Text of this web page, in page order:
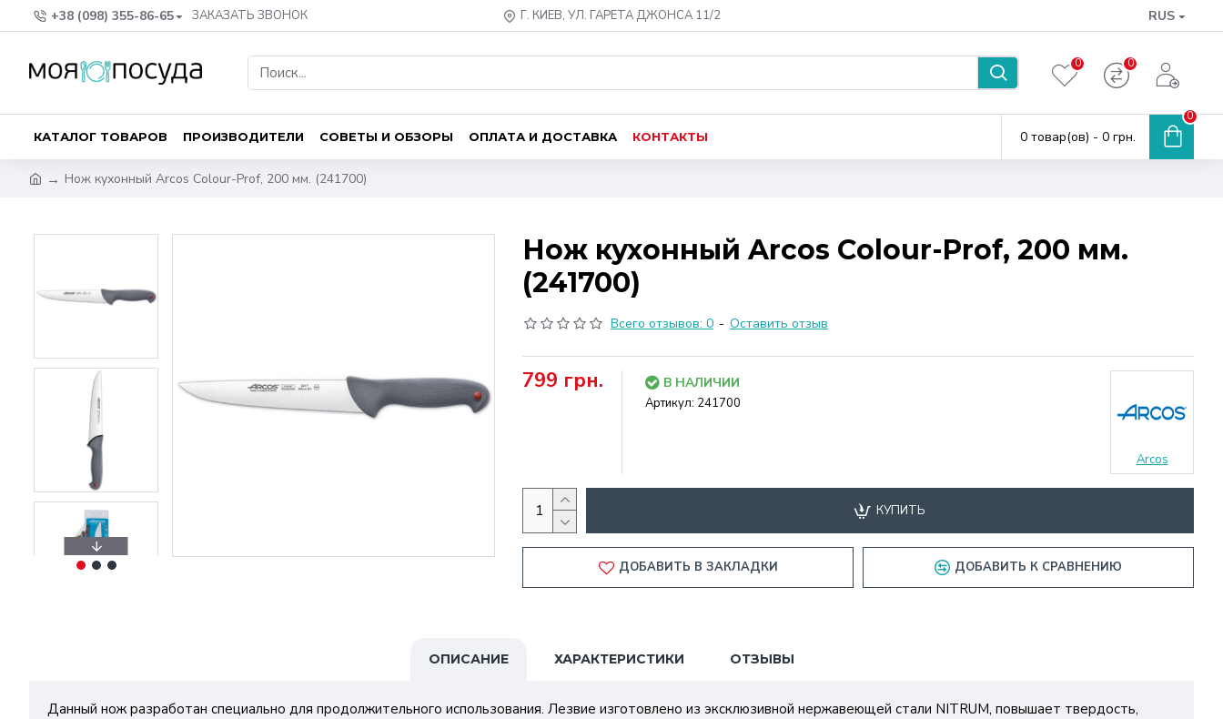
+38 (098) 355-86-65 ЗАКАЗАТЬ ЗВОНОК Г. КИЕВ, УЛ. ГАРЕТА ДЖОНСА 11/2 RUS
0 0
КАТАЛОГ ТОВАРОВ ПРОИЗВОДИТЕЛИ СОВЕТЫ И ОБЗОРЫ ОПЛАТА И ДОСТАВКА КОНТАКТЫ 0 товар(ов) - 0 грн.
0
Нож кухонный Arcos Сolour-Prof, 200 мм. (241700)
Нож кухонный Arcos Сolour-Prof, 200 мм.
(241700)
Всего отзывов: 0 - Оставить отзыв
799 грн. В НАЛИЧИИ
Артикул: 241700
Arcos
КУПИТЬ
ДОБАВИТЬ В ЗАКЛАДКИ ДОБАВИТЬ К СРАВНЕНИЮ
ОПИСАНИЕ ХАРАКТЕРИСТИКИ ОТЗЫВЫ
Данный нож разработан специально для продолжительного использования. Лезвие изготовлено из эксклюзивной нержавеющей стали NITRUM, повышает твердость,